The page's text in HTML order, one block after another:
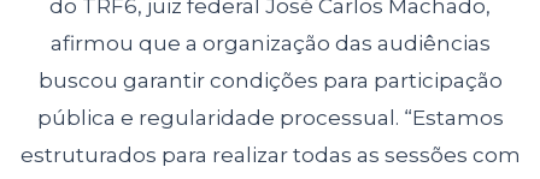
do TRF6, juiz federal José Carlos Machado,
afirmou que a organização das audiências
buscou garantir condições para participação
pública e regularidade processual. “Estamos
estruturados para realizar todas as sessões com